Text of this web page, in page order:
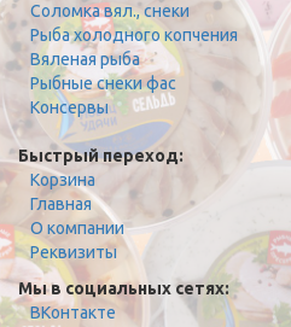
Соломка вял., снеки
Рыба холодного копчения
Вяленая рыба
Рыбные снеки фас
Консервы
Быстрый переход:
Корзина
Главная
О компании
Реквизиты
Мы в социальных сетях:
ВКонтакте